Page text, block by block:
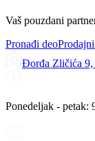
Vaš pouzdani
Pronađi deo
Đorđa Zličića 9,
Ponedeljak - petak: